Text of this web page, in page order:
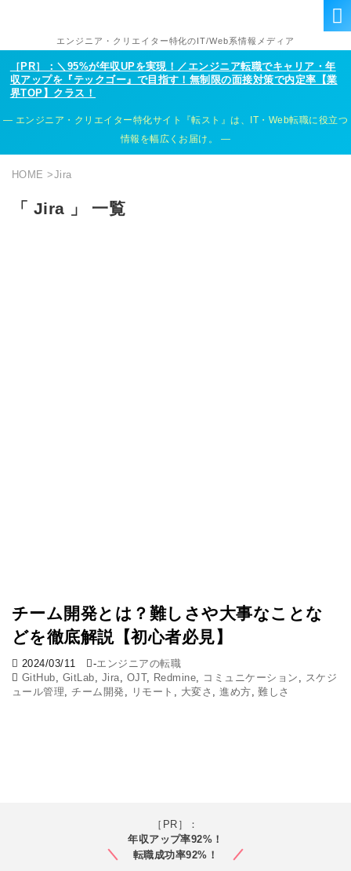
エンジニア・クリエイター特化のIT/Web系情報メディア
［PR］：＼95%が年収UPを実現！／エンジニア転職でキャリア・年
収アップを『テックゴー』で目指す！無制限の面接対策で内定率【業
界TOP】クラス！
エンジニア・クリエイター特化サイト『転スト』は、IT・Web転職に役立つ
情報を幅広くお届け。
HOME >Jira
「 Jira 」 一覧
チーム開発とは？難しさや大事なことな
どを徹底解説【初心者必見】
2024/03/11 -エンジニアの転職
GitHub, GitLab, Jira, OJT, Redmine, コミュニケーション , スケジ
ュール管理,チーム開発 , リモート , 大変さ ,進め方,難しさ
［PR］：
年収アップ率92%！
転職成功率92%！